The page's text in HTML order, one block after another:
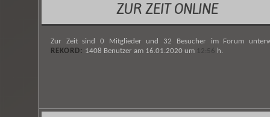
ZUR ZEIT ONLINE
Zur Zeit sind 0 Mitglieder und 32 Besucher im Forum
REKORD: 1408 Benutzer am 16.01.2020 um 12:56 h.